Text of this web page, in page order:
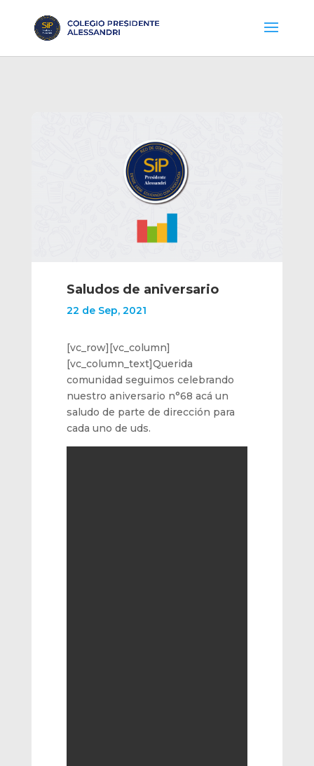
Saludos de aniversario
22 de Sep, 2021
[vc_row][vc_column]
[vc_column_text]Querida
comunidad seguimos celebrando
nuestro aniversario n°68 acá un
saludo de parte de dirección para
cada uno de uds.